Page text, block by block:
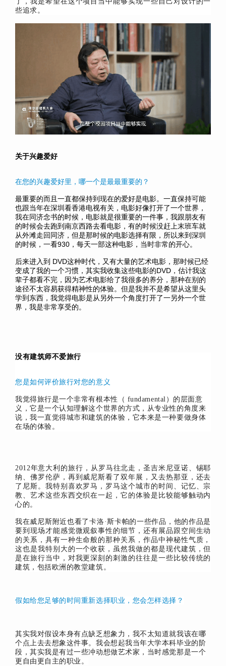
些追求。
关于兴趣爱好
在您的兴趣爱好里，哪一个是最最重要的？
最重要的而且一直都保持到现在的爱好是电影。一直保持可能
也跟当年在深圳看香港电视有关，电影好像打开了一个世界，
我在同济念书的时候，电影就是很重要的一件事，我跟朋友有
的时候会去跑到南京西路去看电影，有的时候没赶上末班车就
从外滩走回同济，但是那时候的电影选择有限，所以来到深圳
的时候，一看930，每天一部这种电影，当时非常的开心。
后来进入到 DVD这种时代，又有大量的艺术电影，那时候已经
变成了我的一个习惯，其实我收集这些电影的DVD，估计我这
辈子都看不完，因为艺术电影给了我很多的养分，那种在别的
途径不太容易获得精神性的体验。但是我并不是希望从这里头
学到东西，我觉得电影是从另外一个角度打开了一另外一个世
界，我是非常享受的。
没有建筑师不爱旅行
您是如何评价旅行对您的意义
我觉得旅行是一个非常有根本性（ fundamental）的层面意
义，它是一个认知理解这个世界的方式， 从专业性的角度来
说，我一直觉得城市和建筑的体验，它本来是一种要做身体
在场的体验。
2012年意大利的旅行，从罗马往北走，圣吉米尼亚诺、锡耶
纳、佛罗伦萨，再到威尼斯看了双年展，又去热那亚，还去
了尼斯。我特别喜欢罗马，罗马这个城市的时间、记忆、宗
教、艺术这些东西交织在一起，它的体验是比较能够触动内
心的。
我在威尼斯附近也看了卡洛·斯卡帕的一些作品，他的作品是
要到现场才能感觉微观叙事性的细节，还有展品跟空间生动
的关系，具有一种生命般的那种关系，作品中神秘性气质，
这也是我特别大的一个收获，虽然我做的都是现代建筑，但
是在旅行当中，对我更深刻的刺激的往往是一些比较传统的
建筑，包括欧洲的教堂建筑。
假如给您足够的时间重新选择职业，您会怎样选择？
其实我对假设本身有点缺乏想象力，我不太知道就我该在哪
个点上去去想象这件事。我会想起我当年大学本科毕业的阶
段，其实我是有过一些冲动想做艺术家，当时感觉那是一个
更自由更自主的职业。